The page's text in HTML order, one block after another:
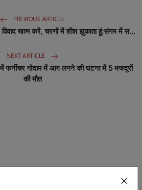
PREVIOUS ARTICLE
खत्म करें, चरणों में शीश झुकाता हूं:संगम में स...
NEXT ARTICLE
फर्नीचर गोदाम में आग लगने की घटना में 5 मजदूरों
की मौत